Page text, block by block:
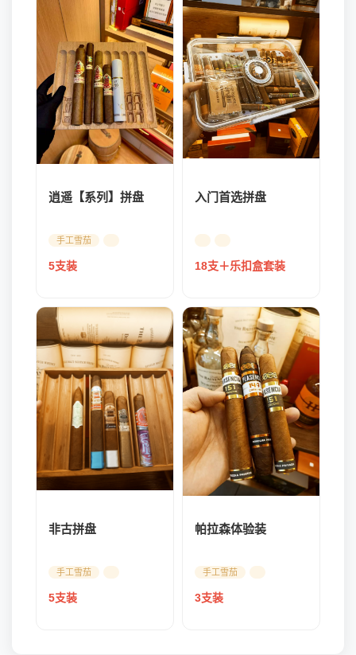
逍遥【系列】拼盘
手工雪茄
5支装
入门首选拼盘
18支＋乐扣盒套装
非古拼盘
手工雪茄
5支装
帕拉森体验装
手工雪茄
3支装